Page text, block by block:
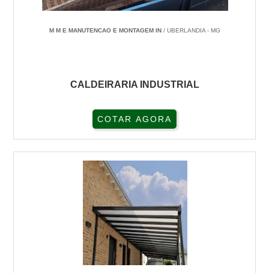
M M E MANUTENCAO E MONTAGEM IN/ UBERLANDIA - MG
CALDEIRARIA INDUSTRIAL
COTAR AGORA